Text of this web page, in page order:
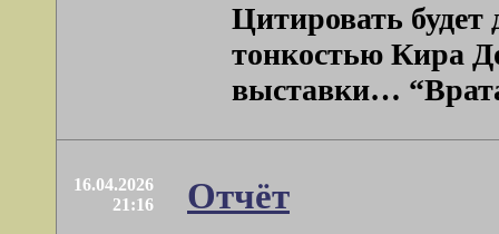
Цитировать будет
тонкостью Кира
выставки…
16.04.2026
21:16
Отчёт